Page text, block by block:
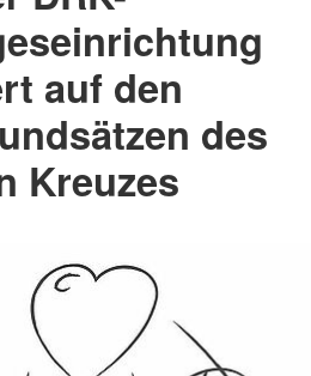
auf den
des
Kreuzes